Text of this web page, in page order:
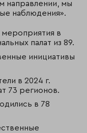
направлении, мы
наблюдения».
в
палат из 89.
инициативы
в 2024 г.
73 регионов.
в 78